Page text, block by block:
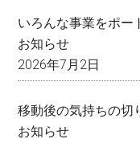
いろんな事業をポー
お知らせ
2026年7月2日
移動後の気持ちの切
お知らせ